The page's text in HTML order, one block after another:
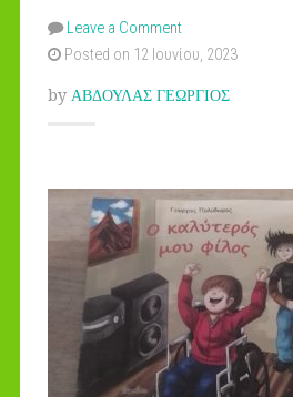
Leave a Comment
Posted on 12 Ιουνίου, 2023
by ΑΒΔΟΥΛΑΣ ΓΕΩΡΓΙΟΣ